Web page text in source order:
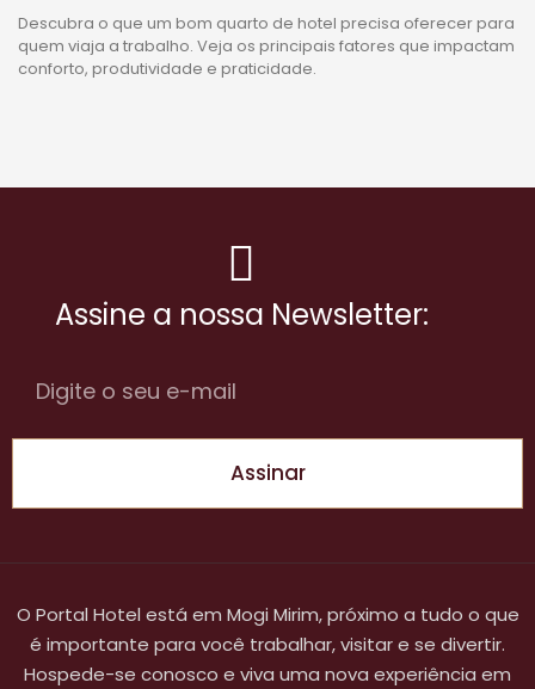
Descubra o que um bom quarto de hotel precisa oferecer para
quem viaja a trabalho. Veja os principais fatores que impactam
conforto, produtividade e praticidade.
Assine a nossa Newsletter:
Assinar
O Portal Hotel está em Mogi Mirim, próximo a tudo o que
é importante para você trabalhar, visitar e se divertir.
Hospede-se conosco e viva uma nova experiência em